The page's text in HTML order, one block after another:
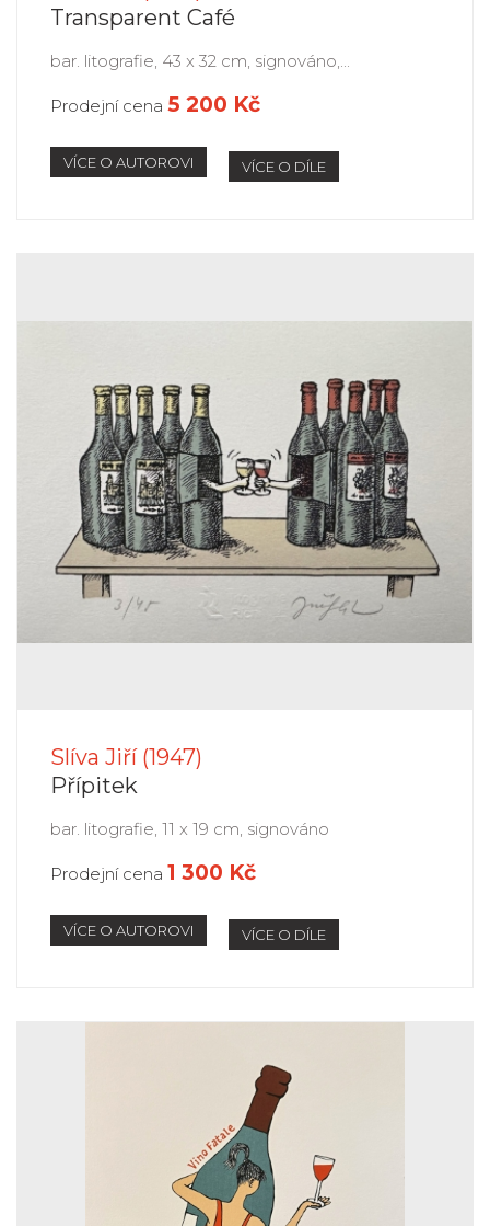
Transparent Café
bar. litografie, 43 x 32 cm, signováno,...
Prodejní cena 5 200 Kč
VÍCE O AUTOROVI VÍCE O DÍLE
Slíva Jiří (1947)
Přípitek
bar. litografie, 11 x 19 cm, signováno
Prodejní cena 1 300 Kč
VÍCE O AUTOROVI VÍCE O DÍLE